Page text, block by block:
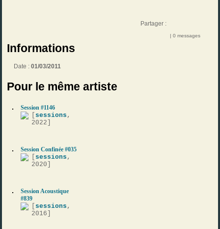
Partager :
| 0 messages
Informations
Date :01/03/2011
Pour le même artiste
Session #1146
sessions ,
2022]
Session Confinée #035
sessions ,
2020]
Session Acoustique
#839
sessions ,
2016]